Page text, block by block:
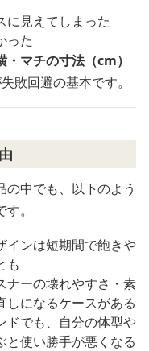
に見えてしまった
った
・マチの寸法（cm）
敗回避の基本です。
中でも、以下のよう
。
インは短期間で飽きや
も
ナーの壊れやすさ・素
しになるケースがある
ドでも、自分の体型や
と使い勝手が悪くなる